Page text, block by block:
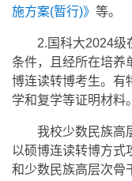
施方案(暂行)》 等。
2.国科大2024级
条件，且经所在培养
博连读转博考生。有
学和复学等证明材料。
我校少数民族高
以硕博连读转博方式
和少数民族高层次骨